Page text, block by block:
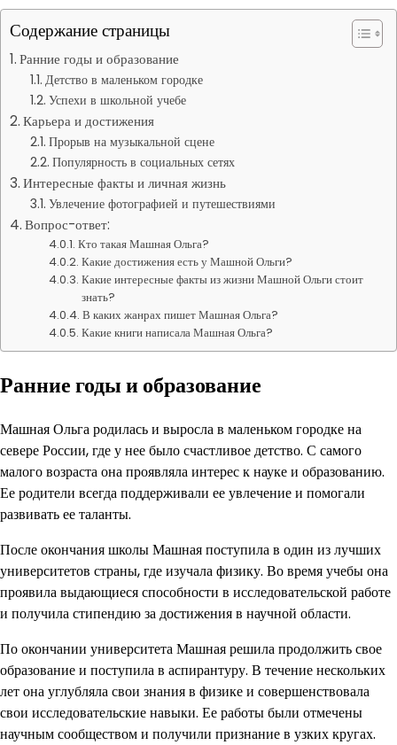
Содержание страницы
Ранние годы и образование
Детство в маленьком городке
Успехи в школьной учебе
Карьера и достижения
Прорыв на музыкальной сцене
Популярность в социальных сетях
Интересные факты и личная жизнь
Увлечение фотографией и путешествиями
Вопрос-ответ:
Кто такая Машная Ольга?
Какие достижения есть у Машной Ольги?
Какие интересные факты из жизни Машной Ольги стоит
знать?
В каких жанрах пишет Машная Ольга?
Какие книги написала Машная Ольга?
Ранние годы и образование
Машная Ольга родилась и выросла в маленьком городке на
севере России, где у нее было счастливое детство. С самого
малого возраста она проявляла интерес к науке и образованию.
Ее родители всегда поддерживали ее увлечение и помогали
развивать ее таланты.
После окончания школы Машная поступила в один из лучших
университетов страны, где изучала физику. Во время учебы она
проявила выдающиеся способности в исследовательской работе
и получила стипендию за достижения в научной области.
По окончании университета Машная решила продолжить свое
образование и поступила в аспирантуру. В течение нескольких
лет она углубляла свои знания в физике и совершенствовала
свои исследовательские навыки. Ее работы были отмечены
научным сообществом и получили признание в узких кругах.